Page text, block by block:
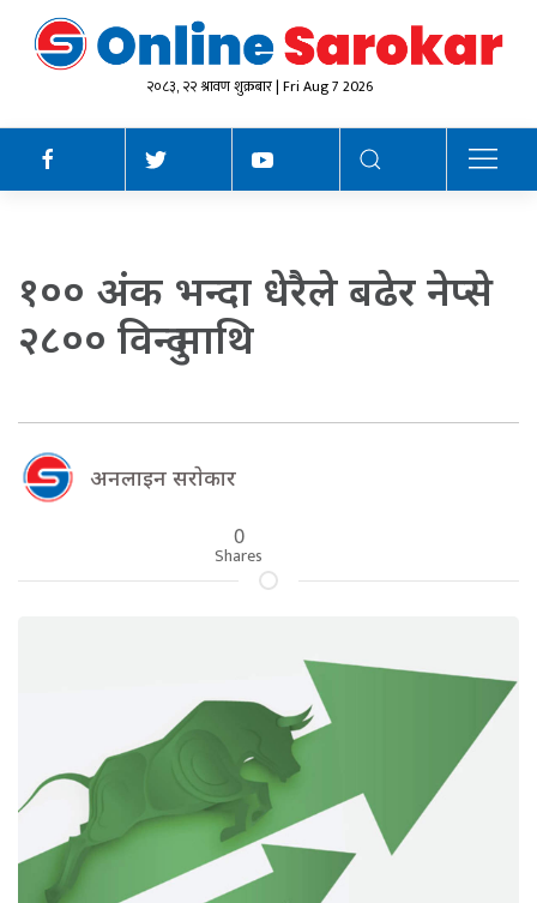
२०८३, २२ श्रावण शुक्रबार | Fri Aug 7 2026
१०० अंक भन्दा धेरैले बढेर नेप्से
२८०० विन्दु माथि
अनलाइन सराेकार
0
Shares